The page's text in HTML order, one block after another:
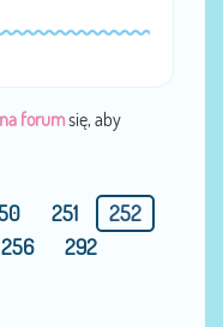
forumsię, aby
251
252
256 292